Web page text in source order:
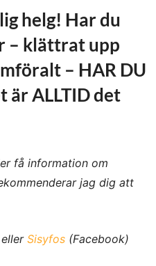
helg! Har du
– klättrat upp
– HAR DU
är ALLTID det
få information om
jag dig att
Sisyfos (Facebook)